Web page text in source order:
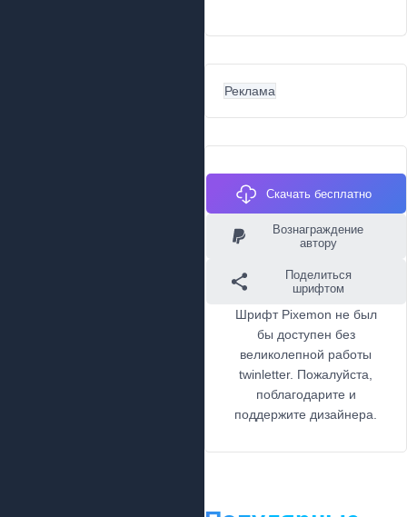
Реклама
Скачать бесплатно
Вознаграждение
автору
Поделиться
шрифтом
Шрифт Pixemon не был
бы доступен без
великолепной работы
twinletter. Пожалуйста,
поблагодарите и
поддержите дизайнера.